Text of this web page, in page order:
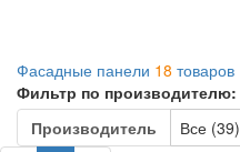
Фасадные панели 18 товаров
Фильтр по производителю:
Производитель
Все (39)